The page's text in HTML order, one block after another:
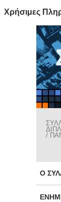
Χρήσιμες
/
Ο